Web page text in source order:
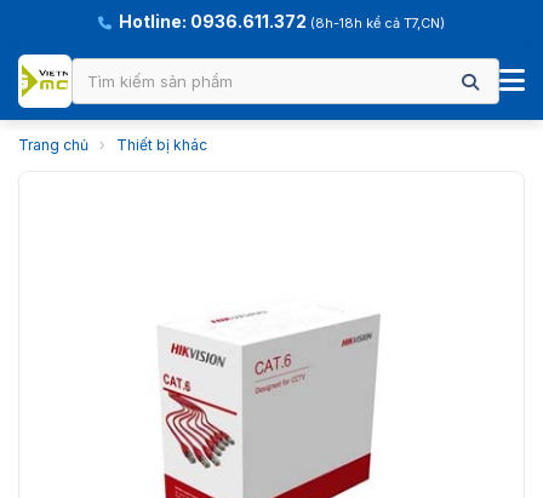
Hotline: 0936.611.372 (8h-18h kể cả T7,CN)
Trang chủ › Thiết bị khác